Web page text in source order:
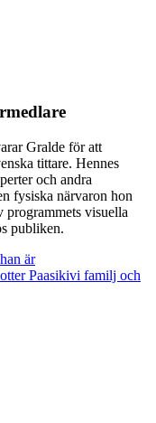
Gralde för att
tittare. Hennes
och andra
fysiska närvaron hon
programmets visuella
publiken.
är
Paasikivi familj och